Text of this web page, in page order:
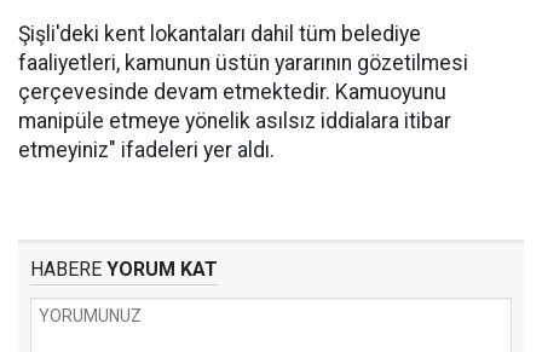
Şişli'deki kent lokantaları dahil tüm belediye
faaliyetleri, kamunun üstün yararının gözetilmesi
çerçevesinde devam etmektedir. Kamuoyunu
manipüle etmeye yönelik asılsız iddialara itibar
etmeyiniz" ifadeleri yer aldı.
HABERE YORUM KAT